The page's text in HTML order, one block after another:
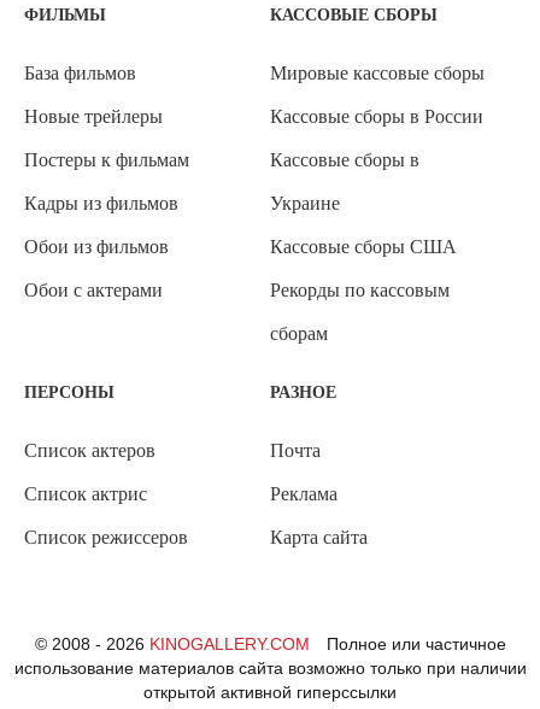
ФИЛЬМЫ
База фильмов
Новые трейлеры
Постеры к фильмам
Кадры из фильмов
Обои из фильмов
Обои с актерами
КАССОВЫЕ СБОРЫ
Мировые кассовые сборы
Кассовые сборы в России
Кассовые сборы в
Украине
Кассовые сборы США
Рекорды по кассовым
сборам
ПЕРСОНЫ
Список актеров
Список актрис
Список режиссеров
РАЗНОЕ
Почта
Реклама
Карта сайта
© 2008 - 2026 KINOGALLERY.COM
Полное или частичное
использование материалов сайта возможно только при наличии
открытой активной гиперссылки